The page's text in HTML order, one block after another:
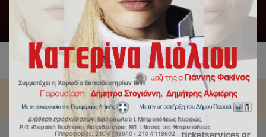
Αρχική / Λατρευτική Ζωή /
Η Πόλη του Πειραιά τίμησε τον
Πολιούχο και προστάτη της, Άγιο Σπυρίδωνα